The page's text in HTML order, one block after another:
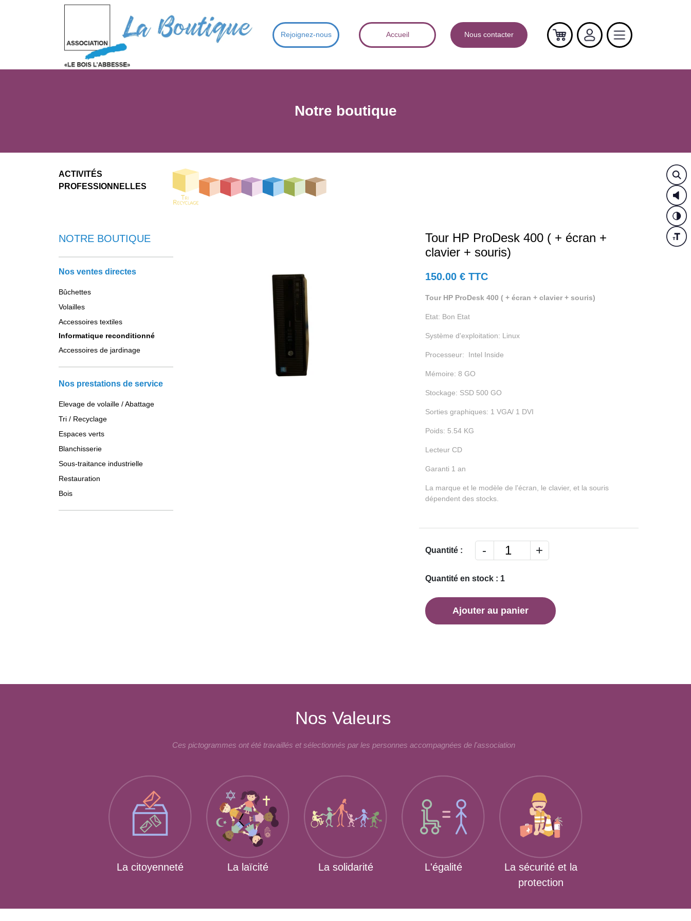
Rejoignez-nous Accueil Nous contacter
Notre boutique
ACTIVITÉS
PROFESSIONNELLES
NOTRE BOUTIQUE
Nos ventes directes
Bûchettes
Volailles
Accessoires textiles
Informatique reconditionné
Accessoires de jardinage
Nos prestations de service
Elevage de volaille / Abattage
Tri / Recyclage
Espaces verts
Blanchisserie
Sous-traitance industrielle
Restauration
Bois
Tour HP ProDesk 400 ( + écran +
clavier + souris)
150.00 € TTC
Tour HP ProDesk 400 ( + écran + clavier + souris)
Etat: Bon Etat
Système d'exploitation: Linux
Processeur: Intel Inside
Mémoire: 8 GO
Stockage: SSD 500 GO
Sorties graphiques: 1 VGA/ 1 DVI
Poids: 5.54 KG
Lecteur CD
Garanti 1 an
La marque et le modèle de l'écran, le clavier, et la souris
dépendent des stocks.
Quantité : - +
Quantité en stock : 1
Ajouter au panier
Nos Valeurs
Ces pictogrammes ont été travaillés et sélectionnés par les personnes accompagnées de l'association
La citoyenneté La laïcité La solidarité L'égalité
La sécurité et la
protection